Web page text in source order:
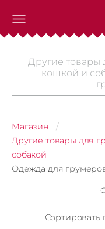
Другие товары
кошкой и
Магазин
Другие товары для
собакой
Одежда для
Сортировать